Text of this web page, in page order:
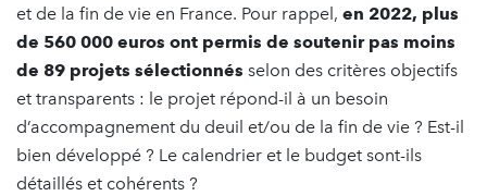
et de la fin de vie en France. Pour rappel, en 2022, plus
de 560 000 euros ont permis de soutenir pas moins
de 89 projets sélectionnés selon des critères objectifs
et transparents : le projet répond-il à un besoin
d’accompagnement du deuil et/ou de la fin de vie ? Est-il
bien développé ? Le calendrier et le budget sont-ils
détaillés et cohérents ?